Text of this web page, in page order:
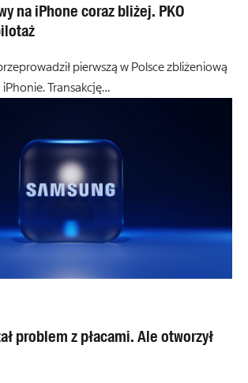
na iPhone coraz bliżej. PKO
pierwszą w Polsce zbliżeniową
Transakcję…
problem z płacami. Ale otworzył